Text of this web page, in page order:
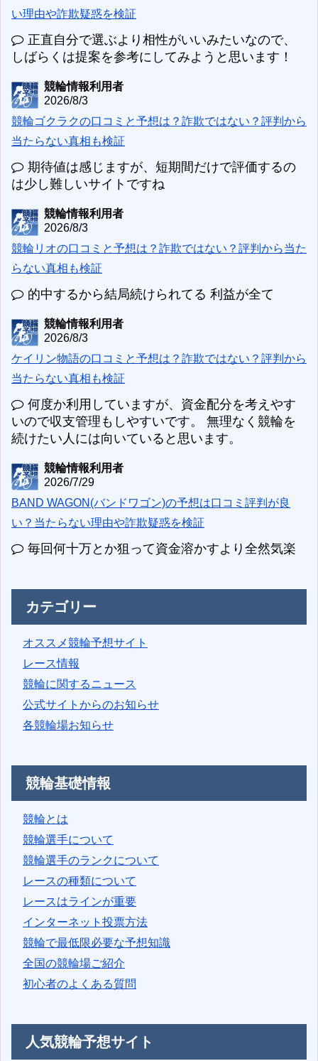
い理由や詐欺疑惑を検証
正直自分で選ぶより相性がいいみたいなので、
しばらくは提案を参考にしてみようと思います！
競輪情報利用者
2026/8/3
競輪ゴクラクの口コミと予想は？詐欺ではない？評判から
当たらない真相も検証
期待値は感じますが、短期間だけで評価するの
は少し難しいサイトですね
競輪情報利用者
2026/8/3
競輪リオの口コミと予想は？詐欺ではない？評判から当た
らない真相も検証
的中するから結局続けられてる 利益が全て
競輪情報利用者
2026/8/3
ケイリン物語の口コミと予想は？詐欺ではない？評判から
当たらない真相も検証
何度か利用していますが、資金配分を考えやす
いので収支管理もしやすいです。 無理なく競輪を
続けたい人には向いていると思います。
競輪情報利用者
2026/7/29
BAND WAGON(バンドワゴン)の予想は口コミ評判が良
い？当たらない理由や詐欺疑惑を検証
毎回何十万とか狙って資金溶かすより全然気楽
カテゴリー
オススメ競輪予想サイト
レース情報
競輪に関するニュース
公式サイトからのお知らせ
各競輪場お知らせ
競輪基礎情報
競輪とは
競輪選手について
競輪選手のランクについて
レースの種類について
レースはラインが重要
インターネット投票方法
競輪で最低限必要な予想知識
全国の競輪場ご紹介
初心者のよくある質問
人気競輪予想サイト